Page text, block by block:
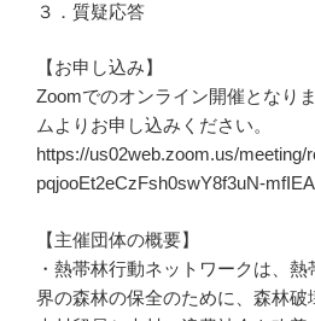
３．質疑応答
【お申し込み】
Zoomでのオンライン開催となり
ムよりお申し込みください。
https://us02web.zoom.us/meeting/
pqjooEt2eCzFsh0swY8f3uN-mfIEA
【主催団体の概要】
・熱帯林行動ネットワークは、
界の森林の保全のために、森林